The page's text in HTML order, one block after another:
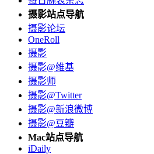
摄影站点导航
摄影论坛
OneRoll
摄影
摄影@维基
摄影师
摄影@Twitter
摄影@新浪微博
摄影@豆瓣
Mac站点导航
iDaily